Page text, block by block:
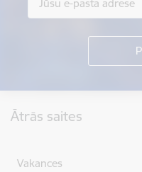
Ātrās saites
Vakances